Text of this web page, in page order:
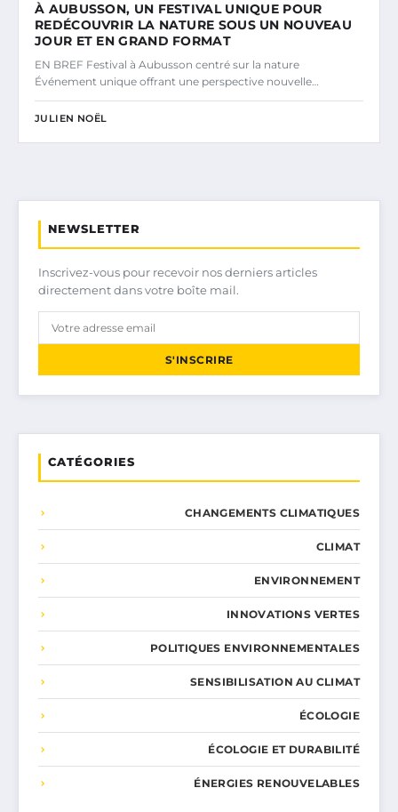
À AUBUSSON, UN FESTIVAL UNIQUE POUR
REDÉCOUVRIR LA NATURE SOUS UN NOUVEAU
JOUR ET EN GRAND FORMAT
EN BREF Festival à Aubusson centré sur la nature
Événement unique offrant une perspective nouvelle…
JULIEN NOËL
NEWSLETTER
Inscrivez-vous pour recevoir nos derniers articles
directement dans votre boîte mail.
S'INSCRIRE
CATÉGORIES
CHANGEMENTS CLIMATIQUES
CLIMAT
ENVIRONNEMENT
INNOVATIONS VERTES
POLITIQUES ENVIRONNEMENTALES
SENSIBILISATION AU CLIMAT
ÉCOLOGIE
ÉCOLOGIE ET DURABILITÉ
ÉNERGIES RENOUVELABLES